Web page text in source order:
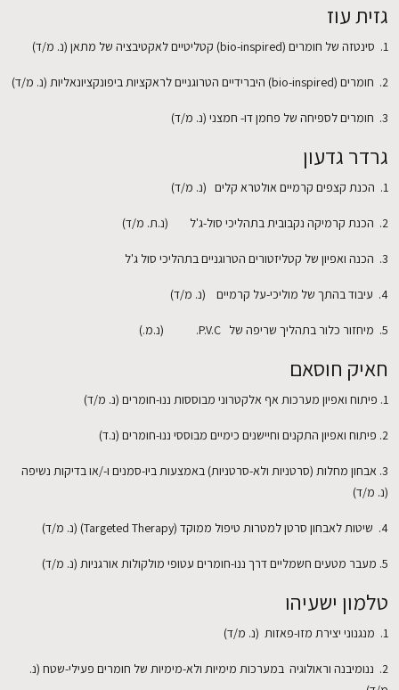
גזית עוז
1. סינטזה של חומרים (bio-inspired) קטליטיים לאקטיבציה של מתאן (נ. מ/ד)
2. חומרים (bio-inspired) היברידיים הטרוגניים לראקציות ביפונקציונאליות (נ. מ/ד)
3. חומרים לספיחה של פחמן דו- חמצני (נ. מ/ד)
גרדר גדעון
1. הכנת קצפים קרמיים אולטרא קלים (נ. מ/ד)
2. הכנת קרמיקה נקבובית בתהליכי סול-ג'ל (נ.ת. מ/ד)
3. הכנה ואפיון של קטליזטורים הטרוגניים בתהליכי סול ג'ל
4. עיבוד בהתך של מוליכי-על קרמיים (נ. מ/ד)
5. מיחזור כלור בתהליך שריפה של P.V.C. (נ.מ.)
חאיק חוסאם
1. פיתוח ואפיון מערכות אף אלקטרוני מבוססות ננו-חומרים (נ. מ/ד)
2. פיתוח ואפיון התקנים וחיישנים כימיים מבוססי ננו-חומרים (נ.ד)
3. אבחון מחלות (סרטניות ולא-סרטניות) באמצעות ביו-סמנים ו-/או בדיקות נשיפה
(נ. מ/ד)
4. שיטות לאבחון סרטן למטרות טיפול ממוקד (Targeted Therapy) (נ. מ/ד)
5. מעבר מטעים חשמליים דרך ננו-חומרים עטופי מולקולות אורגניות (נ. מ/ד)
טלמון ישעיהו
1. מנגנוני יצירת מזו-פאזות (נ. מ/ד)
2. ננומיבנה וראולוגיה במערכות מימיות ולא-מימיות של חומרים פעילי-שטח (נ.